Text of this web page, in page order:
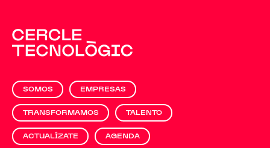
SOMOS EMPRESAS
TRANSFORMAMOS TALENTO
ACTUALÍZATE AGENDA